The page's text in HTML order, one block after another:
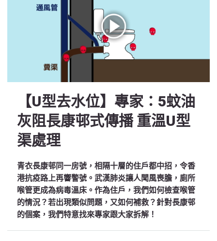
【U型去水位】專家：5蚊油
灰阻長康邨式傳播 重溫U型
渠處理
青衣長康邨同一房號，相隔十層的住戶都中招，令香
港抗疫路上再響警號。武漢肺炎讓人聞風喪膽，廁所
喉管更成為病毒溫床。作為住戶，我們如何檢查喉管
的情況？若出現類似問題，又如何補救？針對長康邨
的個案，我們特意找來專家跟大家拆解！